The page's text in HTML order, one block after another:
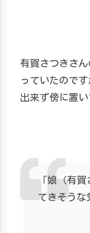
有賀さつきさ
っていたので
出来ず傍に置い
「娘（有賀
てきそうな